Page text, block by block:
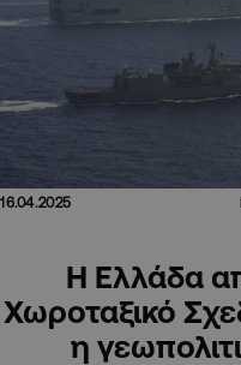
16.04.2025
Η Ελλάδα
Χωροταξικό
η